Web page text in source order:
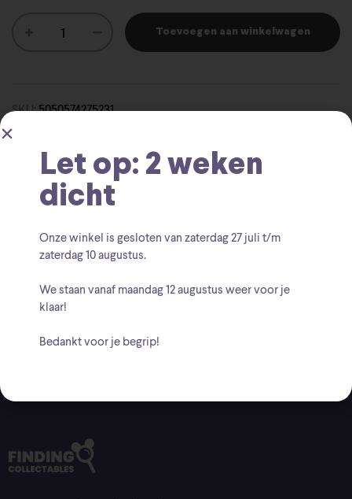
Toevoegen aan winkelwagen
SKU:5050574275231
Strangers Things Mok
Let op: 2 weken
dicht
Onze winkel is gesloten van zaterdag27 juli t/m
zaterdag 10 augustus.
We staan vanaf maandag 12 augustus weer voor je
klaar!
Bedankt voor je begrip!